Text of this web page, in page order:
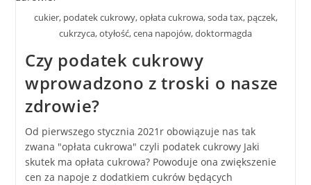
cukier, podatek cukrowy, opłata cukrowa, soda tax, pączek,
cukrzyca, otyłość, cena napojów, doktormagda
Czy podatek cukrowy
wprowadzono z troski o nasze
zdrowie?
Od pierwszego stycznia 2021r obowiązuje nas tak
zwana "opłata cukrowa" czyli podatek cukrowy Jaki
skutek ma opłata cukrowa? Powoduje ona zwiększenie
cen za napoje z dodatkiem cukrów będących